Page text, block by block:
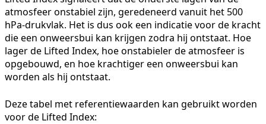
atmosfeer onstabiel zijn, geredeneerd vanuit het 500
hPa-drukvlak. Het is dus ook een indicatie voor de kracht
die een onweersbui kan krijgen zodra hij ontstaat. Hoe
lager de Lifted Index, hoe onstabieler de atmosfeer is
opgebouwd, en hoe krachtiger een onweersbui kan
worden als hij ontstaat.
Deze tabel met referentiewaarden kan gebruikt worden
voor de Lifted Index: